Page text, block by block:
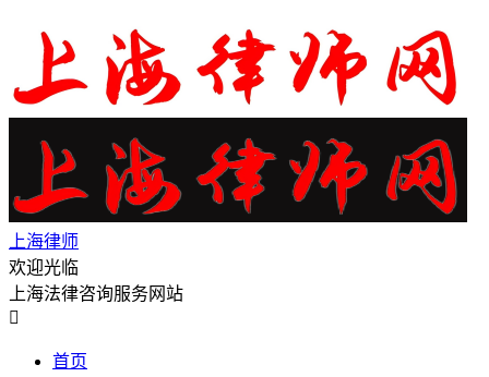
上海律师
欢迎光临
上海法律咨询服务网站

首页